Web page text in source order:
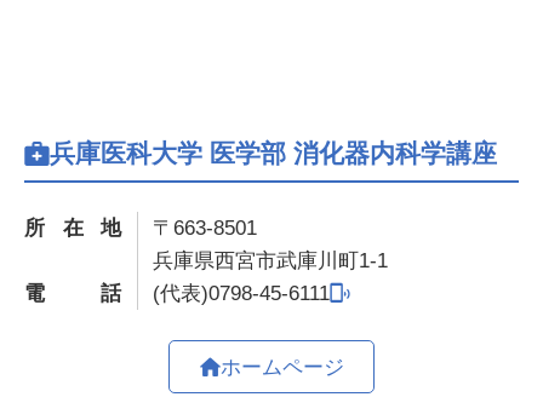
兵庫医科大学 医学部 消化器内科学講座
所在地
〒663-8501
兵庫県西宮市武庫川町1-1
電話
0798-45-6111
ホームページ